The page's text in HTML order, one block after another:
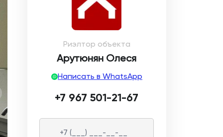
Риэлтор объекта
Арутюнян Олеся
Написать в WhatsApp
+7 967 501-21-67